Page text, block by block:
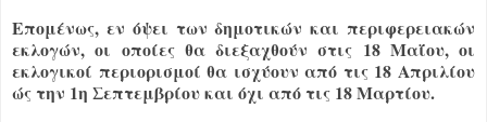
Επομένως, εν όψει των δημοτικών και περιφερειακών
εκλογών, οι οποίες θα διεξαχθούν στις 18 Μαΐου, οι
εκλογικοί περιορισμοί θα ισχύουν από τις 18 Απριλίου
ώς την 1η Σεπτεμβρίου και όχι από τις 18 Μαρτίου.